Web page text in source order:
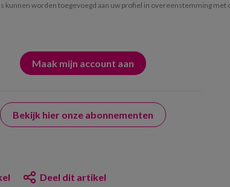
kunnen worden toegevoegd aan uw profiel in overeenstemming met
Bekijk hier onze abonnementen
Deel dit artikel